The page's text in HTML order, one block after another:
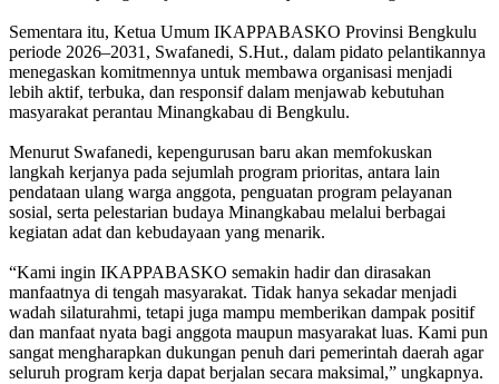
Sementara itu, Ketua Umum IKAPPABASKO Provinsi Bengkulu
periode 2026–2031, Swafanedi, S.Hut., dalam pidato pelantikannya
menegaskan komitmennya untuk membawa organisasi menjadi
lebih aktif, terbuka, dan responsif dalam menjawab kebutuhan
masyarakat perantau Minangkabau di Bengkulu.
Menurut Swafanedi, kepengurusan baru akan memfokuskan
langkah kerjanya pada sejumlah program prioritas, antara lain
pendataan ulang warga anggota, penguatan program pelayanan
sosial, serta pelestarian budaya Minangkabau melalui berbagai
kegiatan adat dan kebudayaan yang menarik.
“Kami ingin IKAPPABASKO semakin hadir dan dirasakan
manfaatnya di tengah masyarakat. Tidak hanya sekadar menjadi
wadah silaturahmi, tetapi juga mampu memberikan dampak positif
dan manfaat nyata bagi anggota maupun masyarakat luas. Kami pun
sangat mengharapkan dukungan penuh dari pemerintah daerah agar
seluruh program kerja dapat berjalan secara maksimal,” ungkapnya.